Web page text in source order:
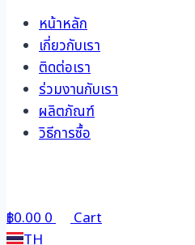
หน้าหลัก
เกี่ยวกับเรา
ติดต่อเรา
ร่วมงานกับเรา
ผลิตภัณฑ์
วิธีการซื้อ
฿0.000
Cart
TH